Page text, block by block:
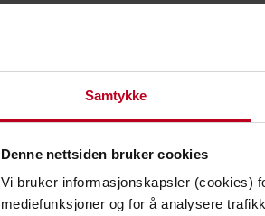
Samtykke
Denne nettsiden bruker cookies
Vi bruker informasjonskapsler (cookies)
mediefunksjoner og for å analysere